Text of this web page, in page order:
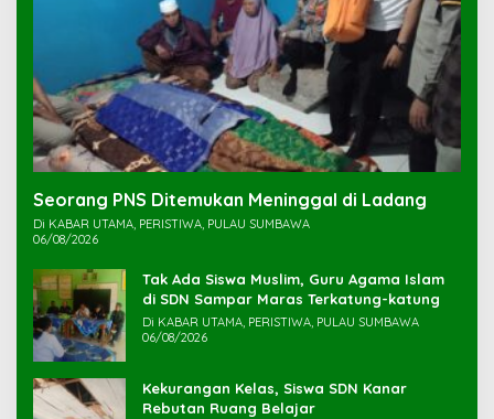
Seorang PNS Ditemukan Meninggal di Ladang
Di KABAR UTAMA, PERISTIWA, PULAU SUMBAWA
06/08/2026
Tak Ada Siswa Muslim, Guru Agama Islam
di SDN Sampar Maras Terkatung-katung ‎
Di KABAR UTAMA, PERISTIWA, PULAU SUMBAWA
06/08/2026
Kekurangan Kelas, Siswa SDN Kanar
Rebutan Ruang Belajar